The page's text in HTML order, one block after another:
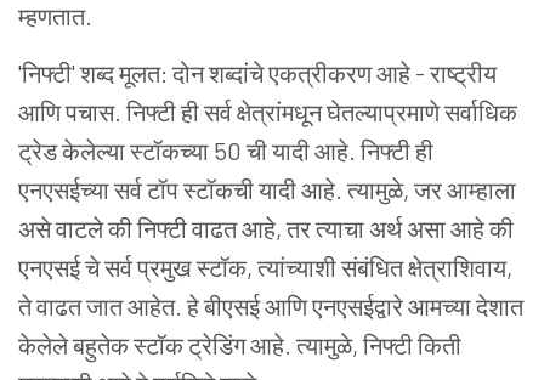
म्हणतात.
'निफ्टी' शब्द मूलत: दोन शब्दांचे एकत्रीकरण आहे - राष्ट्रीय
आणि पचास. निफ्टी ही सर्व क्षेत्रांमधून घेतल्याप्रमाणे सर्वाधिक
ट्रेड केलेल्या स्टॉकच्या 50 ची यादी आहे. निफ्टी ही
एनएसईच्या सर्व टॉप स्टॉकची यादी आहे. त्यामुळे, जर आम्हाला
असे वाटले की निफ्टी वाढत आहे, तर त्याचा अर्थ असा आहे की
एनएसई चे सर्व प्रमुख स्टॉक, त्यांच्याशी संबंधित क्षेत्राशिवाय,
ते वाढत जात आहेत. हे बीएसई आणि एनएसईद्वारे आमच्या देशात
केलेले बहुतेक स्टॉक ट्रेडिंग आहे. त्यामुळे, निफ्टी किती